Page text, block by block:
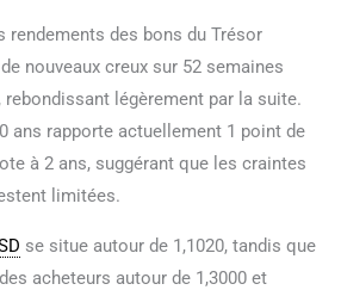
rendements des bons du Trésor
nouveaux creux sur 52 semaines
rebondissant légèrement par la suite.
ans rapporte actuellement 1 point de
à 2 ans, suggérant que les craintes
limitées.
se situe autour de 1,1020, tandis que
acheteurs autour de 1,3000 et